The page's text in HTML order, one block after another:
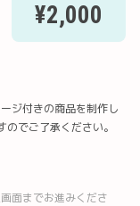
¥2,000
ジ付きの商品を制作し
でご了承ください。
面までお進みくださ